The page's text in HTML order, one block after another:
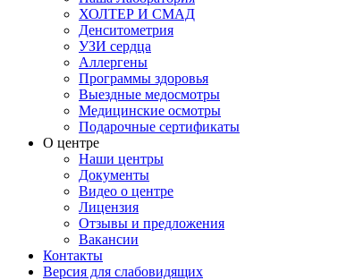
ХОЛТЕР И СМАД
Денситометрия
УЗИ сердца
Аллергены
Программы здоровья
Выездные медосмотры
Медицинские осмотры
Подарочные сертификаты
О центре
Наши центры
Документы
Видео о центре
Лицензия
Отзывы и предложения
Вакансии
Контакты
Версия для слабовидящих